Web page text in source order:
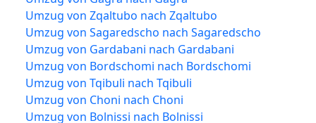
Umzug von Zqaltubo nach Zqaltubo
Umzug von Sagaredscho nach Sagaredscho
Umzug von Gardabani nach Gardabani
Umzug von Bordschomi nach Bordschomi
Umzug von Tqibuli nach Tqibuli
Umzug von Choni nach Choni
Umzug von Bolnissi nach Bolnissi